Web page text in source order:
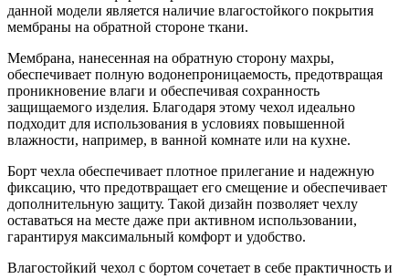
данной модели является наличие влагостойкого покрытия
мембраны на обратной стороне ткани.
Мембрана, нанесенная на обратную сторону махры,
обеспечивает полную водонепроницаемость, предотвращая
проникновение влаги и обеспечивая сохранность
защищаемого изделия. Благодаря этому чехол идеально
подходит для использования в условиях повышенной
влажности, например, в ванной комнате или на кухне.
Борт чехла обеспечивает плотное прилегание и надежную
фиксацию, что предотвращает его смещение и обеспечивает
дополнительную защиту. Такой дизайн позволяет чехлу
оставаться на месте даже при активном использовании,
гарантируя максимальный комфорт и удобство.
Влагостойкий чехол с бортом сочетает в себе практичность и